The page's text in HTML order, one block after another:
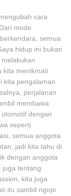
cara
mode
semua
hidup ini bukan
kita menikmati
kita pengalaman
perjalanan
membawa
dengan
seperti
semua anggota
jadi kita tahu di
dengan anggota
juga tentang
kita juga
itu sambil ngopi